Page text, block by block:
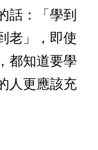
話：「學到
老」，即使
都知道要學
人更應該充